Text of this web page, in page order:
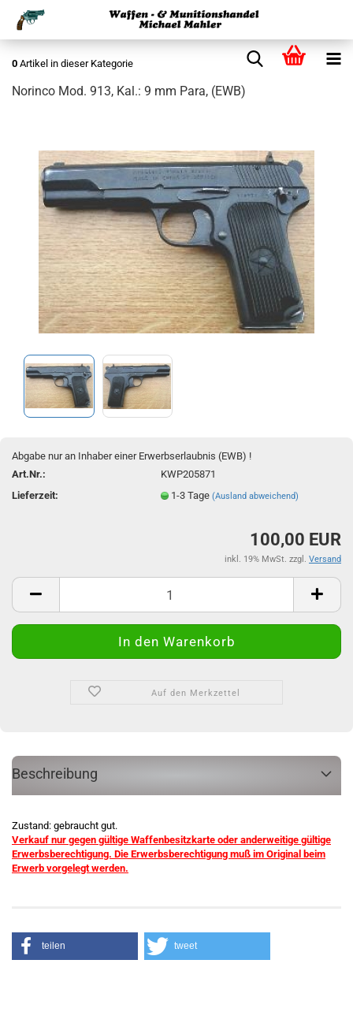
0 Artikel in dieser Kategorie
Norinco Mod. 913, Kal.: 9 mm Para, (EWB)
Abgabe nur an Inhaber einer Erwerbserlaubnis (EWB) !
Art.Nr.:
KWP205871
Lieferzeit:
1-3 Tage(Ausland abweichend)
100,00 EUR
inkl. 19% MwSt. zzgl. Versand
Auf den Merkzettel
Beschreibung
Zustand: gebraucht gut.
Verkauf nur gegen gültige Waffenbesitzkarte oder anderweitige gültige
Erwerbsberechtigung. Die Erwerbsberechtigung muß im Original beim
Erwerb vorgelegt werden.
teilen tweet